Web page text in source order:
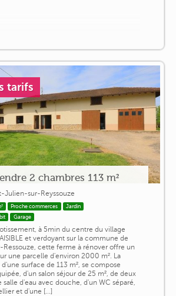
tarifs
2 chambres 113 m²
Julien-sur-Reyssouze
Proche commerces
Jardin
Garage
à 5min du centre du village
et verdoyant sur la commune de
cette ferme à rénover offre un
une parcelle d'environ 2000 m². La
surface de 113 m², se compose
d'un salon séjour de 25 m², de deux
d'eau avec douche, d'un WC séparé,
et d'une [...]